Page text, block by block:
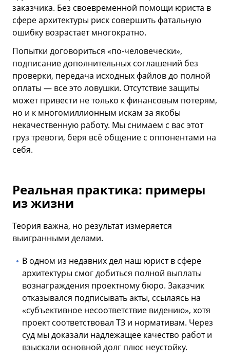
заказчика. Без своевременной помощи юриста в
сфере архитектуры риск совершить фатальную
ошибку возрастает многократно.
Попытки договориться «по-человечески»,
подписание дополнительных соглашений без
проверки, передача исходных файлов до полной
оплаты — все это ловушки. Отсутствие защиты
может привести не только к финансовым потерям,
но и к многомиллионным искам за якобы
некачественную работу. Мы снимаем с вас этот
груз тревоги, беря всё общение с оппонентами на
себя.
Реальная практика: примеры
из жизни
Теория важна, но результат измеряется
выигранными делами.
В одном из недавних дел наш юрист в сфере
архитектуры смог добиться полной выплаты
вознаграждения проектному бюро. Заказчик
отказывался подписывать акты, ссылаясь на
«субъективное несоответствие видению», хотя
проект соответствовал ТЗ и нормативам. Через
суд мы доказали надлежащее качество работ и
взыскали основной долг плюс неустойку.